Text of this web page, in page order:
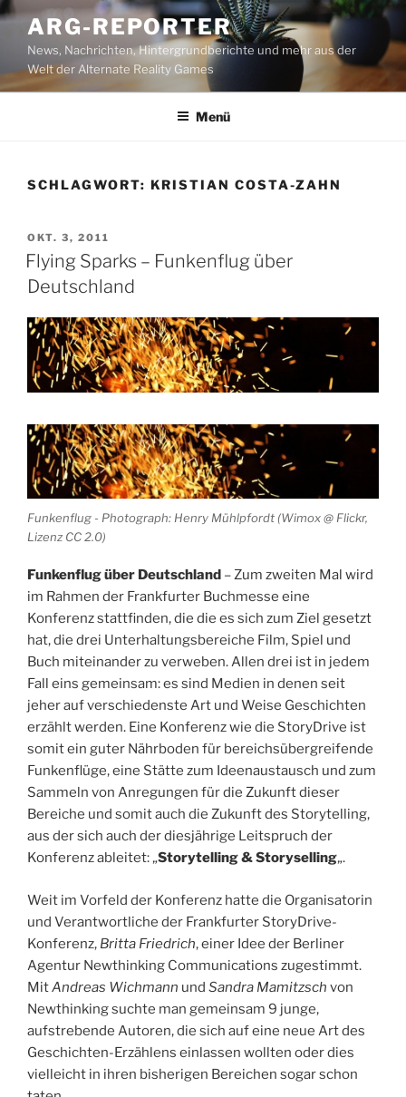
Zum
Inhalt
springen
ARG-REPORTER
News, Nachrichten, Hintergrundberichte und mehr aus der
Welt der Alternate Reality Games
Menü
SCHLAGWORT: KRISTIAN COSTA-ZAHN
VERÖFFENTLICHT
AM
OKT. 3, 2011
Flying Sparks – Funkenflug über
Deutschland
Funkenflug - Photograph: Henry Mühlpfordt (Wimox @ Flickr,
Lizenz CC 2.0)
Funkenflug über Deutschland – Zum zweiten Mal wird
im Rahmen der Frankfurter Buchmesse eine
Konferenz stattfinden, die die es sich zum Ziel gesetzt
hat, die drei Unterhaltungsbereiche Film, Spiel und
Buch miteinander zu verweben. Allen drei ist in jedem
Fall eins gemeinsam: es sind Medien in denen seit
jeher auf verschiedenste Art und Weise Geschichten
erzählt werden. Eine Konferenz wie die StoryDrive ist
somit ein guter Nährboden für bereichsübergreifende
Funkenflüge, eine Stätte zum Ideenaustausch und zum
Sammeln von Anregungen für die Zukunft dieser
Bereiche und somit auch die Zukunft des Storytelling,
aus der sich auch der diesjährige Leitspruch der
Konferenz ableitet: „Storytelling & Storyselling„.
Weit im Vorfeld der Konferenz hatte die Organisatorin
und Verantwortliche der Frankfurter StoryDrive-
Konferenz, Britta Friedrich, einer Idee der Berliner
Agentur Newthinking Communications zugestimmt.
MitAndreas Wichmann und Sandra Mamitzsch von
Newthinking suchte man gemeinsam 9 junge,
aufstrebende Autoren, die sich auf eine neue Art des
Geschichten-Erzählens einlassen wollten oder dies
vielleicht in ihren bisherigen Bereichen sogar schon